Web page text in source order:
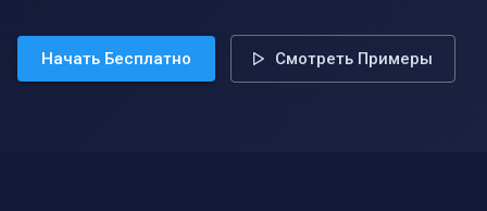
Начать Бесплатно Смотреть Примеры